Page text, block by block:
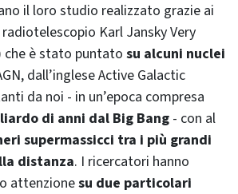
il loro studio realizzato grazie ai
Karl Jansky Very
che è stato puntato su alcuni nuclei
dall’inglese Active Galactic
da noi - in un’epoca compresa
di anni dal Big Bang - con al
supermassicci tra i più grandi
distanza. I ricercatori hanno
attenzionesu due particolari